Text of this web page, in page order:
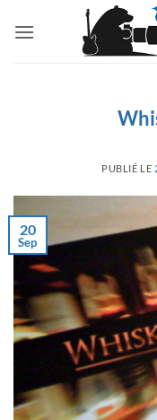
PUBLIÉ LE
20
Sep